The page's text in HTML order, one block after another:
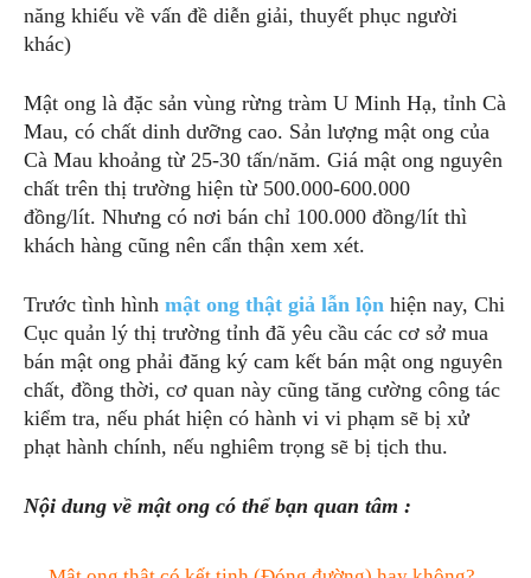
năng khiếu về vấn đề diễn giải, thuyết phục người
khác)
Mật ong là đặc sản vùng rừng tràm U Minh Hạ, tỉnh Cà
Mau, có chất dinh dưỡng cao. Sản lượng mật ong của
Cà Mau khoảng từ 25-30 tấn/năm. Giá mật ong nguyên
chất trên thị trường hiện từ 500.000-600.000
đồng/lít. Nhưng có nơi bán chỉ 100.000 đồng/lít thì
khách hàng cũng nên cẩn thận xem xét.
Trước tình hình mật ong thật giả lẫn lộn hiện nay, Chi
Cục quản lý thị trường tỉnh đã yêu cầu các cơ sở mua
bán mật ong phải đăng ký cam kết bán mật ong nguyên
chất, đồng thời, cơ quan này cũng tăng cường công tác
kiểm tra, nếu phát hiện có hành vi vi phạm sẽ bị xử
phạt hành chính, nếu nghiêm trọng sẽ bị tịch thu.
Nội dung về mật ong có thể bạn quan tâm :